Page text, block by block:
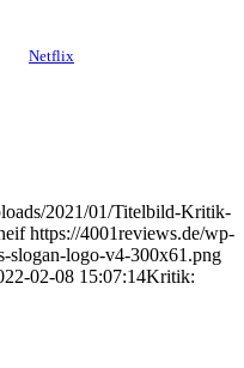
Netflix
2021/01/Titelbild-Kritik-
https://4001reviews.de/wp-
slogan-logo-v4-300x61.png
02-08 15:07:14Kritik: